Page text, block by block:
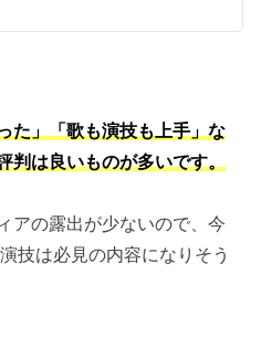
た」「歌も演技も上手」な
判は良いものが多いです。
アの露出が少ないので、今
技は必見の内容になりそう